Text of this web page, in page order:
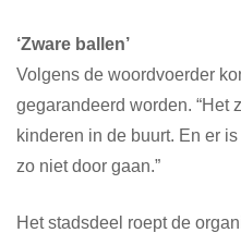
‘Zware ballen’
Volgens de woordvoerder
gegarandeerd worden. “Het
kinderen in de buurt. En er
zo niet door gaan.”
Het stadsdeel roept de